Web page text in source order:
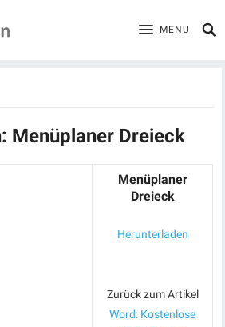
MENU
Menüplaner Dreieck
Menüplaner
Dreieck
Herunterladen
Zurück zum Artikel
Word: Kostenlose